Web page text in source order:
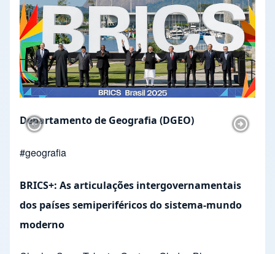
Departamento de Geografia (DGEO)
#geografia
BRICS+: As articulações intergovernamentais
dos países semiperiféricos do sistema-mundo
moderno
Previous Slide Next